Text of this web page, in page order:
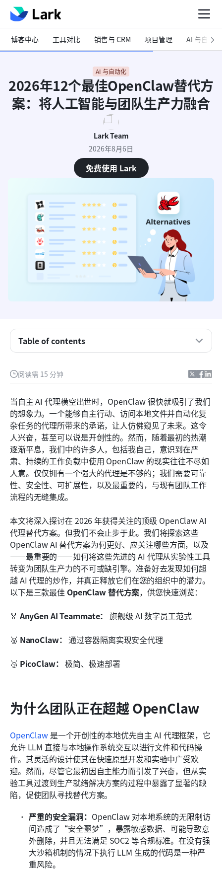
博客中心 工具对比 销售与 CRM 项目管理 AI 与自动化
AI 与自动化
2026年12个最佳OpenClaw替代方
案：将人工智能与团队生产力融合
Lark Team
2026年8月6日
免费使用 Lark
阅读需 15 分钟
当自主 AI 代理横空出世时，OpenClaw 很快就吸引了我们
的想象力。一个能够自主行动、访问本地文件并自动化复
杂任务的代理所带来的承诺，让人仿佛窥见了未来。这令
人兴奋，甚至可以说是开创性的。然而，随着最初的热潮
逐渐平息，我们中的许多人，包括我自己，意识到在严
肃、持续的工作负载中使用 OpenClaw 的现实往往不尽如
人意。仅仅拥有一个强大的代理是不够的；我们需要可靠
性、安全性、可扩展性，以及最重要的，与现有团队工作
流程的无缝集成。
本文将深入探讨在 2026 年获得关注的顶级 OpenClaw AI
代理替代方案。但我们不会止步于此。我们将探索这些
OpenClaw AI 替代方案为何更好、应关注哪些方面，以及
——最重要的——如何将这些先进的 AI 代理从实验性工具
转变为团队生产力的不可或缺引擎。准备好去发现如何超
越 AI 代理的炒作，并真正释放它们在您的组织中的潜力。
以下是三款最佳 OpenClaw 替代方案，供您快速浏览：
🏅 AnyGen AI Teammate： 旗舰级 AI 数字员工范式
🥈 NanoClaw： 通过容器隔离实现安全代理
🥉 PicoClaw： 极简、极速部署
为什么团队正在超越 OpenClaw
OpenClaw 是一个开创性的本地优先自主 AI 代理框架，它
允许 LLM 直接与本地操作系统交互以进行文件和代码操
作。其灵活的设计使其在快速原型开发和实验中广受欢
迎。然而，尽管它最初因自主能力而引发了兴奋，但从实
验工具过渡到生产就绪解决方案的过程中暴露了显著的缺
陷，促使团队寻找替代方案。
严重的安全漏洞： OpenClaw 对本地系统的无限制访
问造成了“安全噩梦”，暴露敏感数据、可能导致意
外删除，并且无法满足 SOC2 等合规标准。在没有强
大沙箱机制的情况下执行 LLM 生成的代码是一种严
重风险。
Table of contents
为什么团队正在超越 OpenClaw
评估 OpenClaw 替代方案：需要关注的要点
从 OpenClaw 迁移：一次战略性转型
结论
常见问题
相关阅读